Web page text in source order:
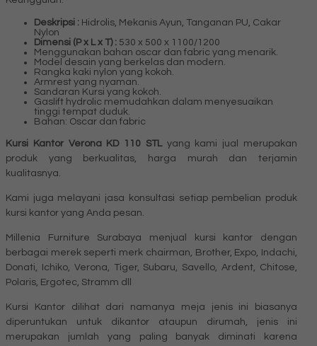
Deskripsi : Hidrolis, Mekanis Ayun, Tanganan PU, Cakar
Nylon
Dimensi (P x L x T) : 530 x 500 x 1100/1200
Menggunakan bahan oscar dan fabric yang menarik.
Model desain yang berkelas dan modern.
Rangka kaki nylon yang kokoh.
Armrest yang nyaman.
Sandaran Kursi yang kokoh.
Gaslift hydrolic memudahkan dalam menyesuaikan
tinggi tempat duduk.
Bahan: Oscar dan fabric
Kursi Kantor Verona KD 110 STLyang kami jual merupakan
produk yang berkualitas, harga murah dan terjamin
kualitasnya.
Kami juga melayani jasa konsultasi setiap pembelian produk
kursi kantor yang Anda pesan.
Millenia Furniture Surabaya menjual kursi kantor dengan
berbagai merek seperti merk chairman, Brother, Expo, Indachi,
Donati, Ichiko, Verona, Tiger, Subaru, Savello, Ardent, Chitose,
Polaris, Ergotec, Stramm dll
Kursi Kantor dilihat dari namanya meja jenis ini biasanya
diperuntukan untuk dikantor ataupun dirumah, jenis ini
merupakan jumlah yang paling banyak diminati karena